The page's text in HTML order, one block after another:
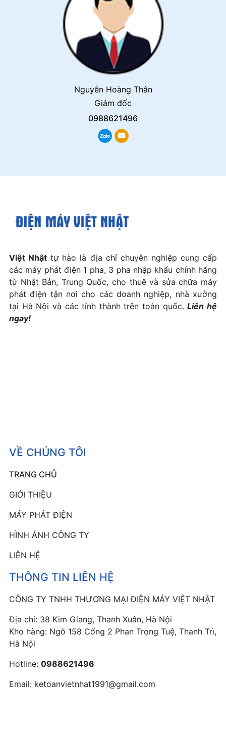
Nguyễn Hoàng Thân
Giám đốc
0988621496
Việt Nhật tự hào là địa chỉ chuyên nghiệp cung cấp
các máy phát điện 1 pha, 3 pha nhập khẩu chính hãng
từ Nhật Bản, Trung Quốc, cho thuê và sửa chữa máy
phát điện tận nơi cho các doanh nghiệp, nhà xưởng
tại Hà Nội và các tỉnh thành trên toàn quốc.Liên hệ
ngay!
VỀ CHÚNG TÔI
TRANG CHỦ
GIỚI THIỆU
MÁY PHÁT ĐIỆN
HÌNH ẢNH CÔNG TY
LIÊN HỆ
THÔNG TIN LIÊN HỆ
CÔNG TY TNHH THƯƠNG MẠI ĐIỆN MÁY VIỆT NHẬT
Địa chỉ: 38 Kim Giang, Thanh Xuân, Hà Nội
Kho hàng: Ngõ 158 Cổng 2 Phan Trọng Tuệ, Thanh Trì,
Hà Nội
Hotline: 0988621496
Email: ketoanvietnhat1991@gmail.com